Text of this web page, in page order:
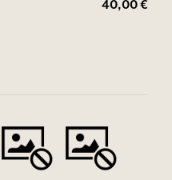
40,00 €